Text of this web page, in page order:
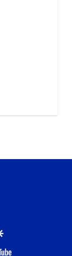
google
youtube-